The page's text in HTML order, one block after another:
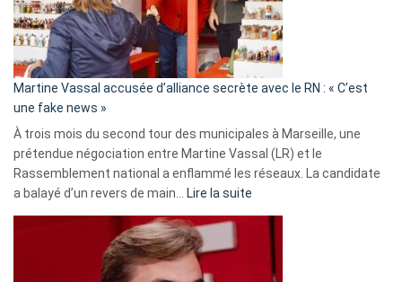
Algérie
Martine Vassal accusée d’alliance secrète avec le RN : « C’est
une fake news »
À trois mois du second tour des municipales à Marseille, une
prétendue négociation entre Martine Vassal (LR) et le
Rassemblement national a enflammé les réseaux. La candidate
a balayé d’un revers de main… Lire la suite
d’alliance